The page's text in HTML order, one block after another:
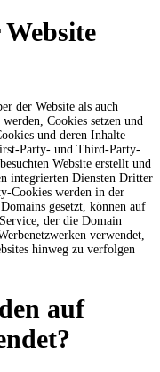
der Website als auch
Cookies setzen und
und deren Inhalte
Party- und Third-Party-
Website erstellt und
integrierten Diensten Dritter
Cookies werden in der
gesetzt, können auf
der die Domain
verwendet,
hinweg zu verfolgen
auf